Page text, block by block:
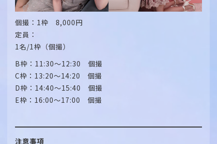
個撮：1枠 8,000円
定員：
1名/1枠（個撮）
B枠：11:30～12:30 個撮
C枠：13:20～14:20 個撮
D枠：14:40～15:40 個撮
E枠：16:00～17:00 個撮
注意事項